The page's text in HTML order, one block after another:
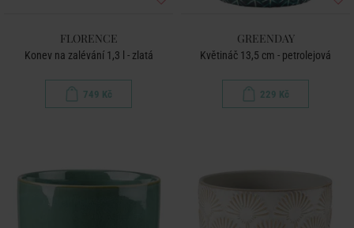
FLORENCE
Konev na zalévání 1,3 l - zlatá
749 Kč
GREENDAY
Květináč 13,5 cm - petrolejová
229 Kč